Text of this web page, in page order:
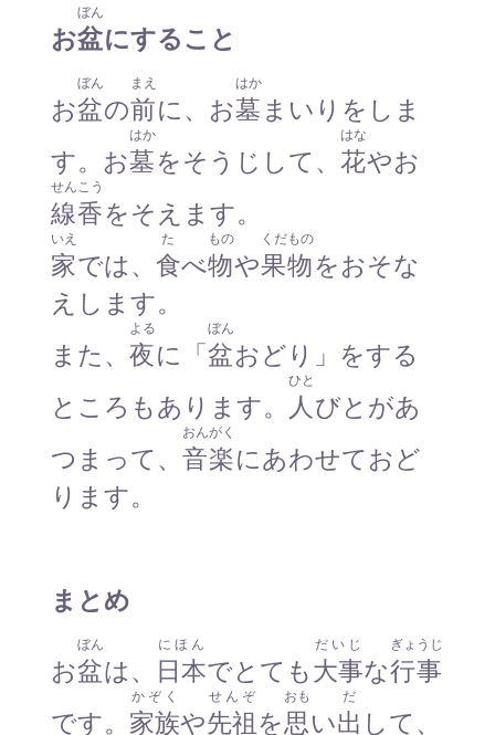
お盆
ぼん
にすること
お盆
ぼん
の前
まえ
に、お墓
はか
まいりをしま
す。お墓
はか
をそうじして、 花
はな
やお
線香
せんこう
をそえます。
家
いえ
では、 食
た
べ物
もの
や果物
くだもの
をおそな
えします。
また、 夜
よる
に「盆
ぼん
おどり」をする
ところもあります。 人
ひと
びとがあ
つまって、 音楽
おんがく
にあわせておど
ります。
まとめ
お盆
ぼん
は、 日本
にほん
でとても大事
だいじ
な行事
ぎょうじ
です。 家族
かぞく
や先祖
せんぞ
を思
おも
い出
だ
して、